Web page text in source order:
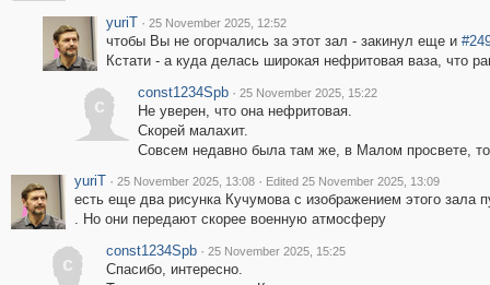
yuriT · 25 November 2025, 12:52
чтобы Вы не огорчались за этот зал - закинул еще и
Кстати - а куда делась широкая нефритовая ваза, что
c
const1234Spb · 25 November 2025, 15:22
Не уверен, что она нефритовая.
Скорей малахит.
Совсем недавно была там же, в Малом просвете,
yuriT · 25 November 2025, 13:08 · Edited 25 November 2025, 13:09
есть еще два рисунка Кучумова с изображением этого зала
. Но они передают скорее военную атмосферу
c
const1234Spb · 25 November 2025, 15:25
Спасибо, интересно.